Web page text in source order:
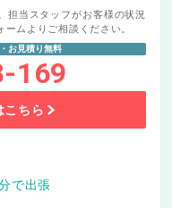
担当スタッフがお客様の状況
ムよりご相談ください。
お見積り無料
169
こちら
で出張